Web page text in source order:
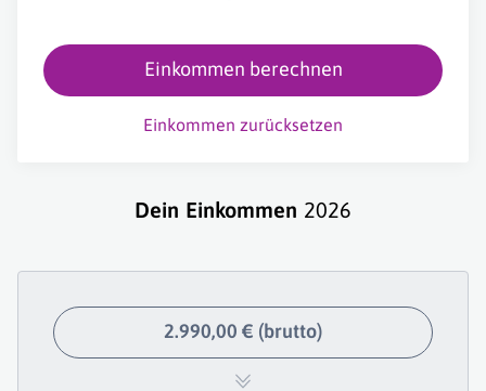
Einkommen berechnen
Einkommen zurücksetzen
Dein Einkommen 2026
2.990,00 € (brutto)